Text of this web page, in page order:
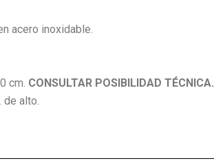
acero inoxidable.
cm. CONSULTAR POSIBILIDAD TÉCNICA.
de alto.